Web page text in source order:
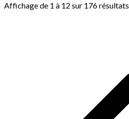
Affichage de 1 à 12 sur 176résultats